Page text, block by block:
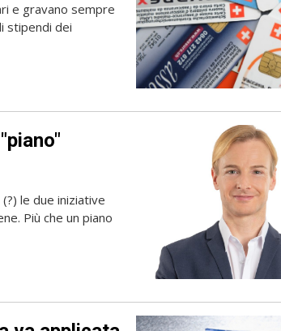
e gravano sempre
stipendi dei
le due iniziative
Più che un piano